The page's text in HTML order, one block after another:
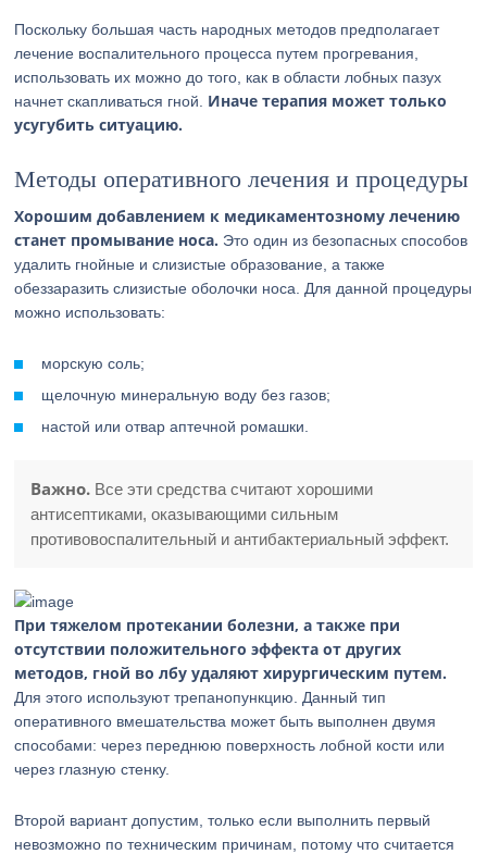
Поскольку большая часть народных методов предполагает
лечение воспалительного процесса путем прогревания,
использовать их можно до того, как в области лобных пазух
начнет скапливаться гной. Иначе терапия может только
усугубить ситуацию.
Методы оперативного лечения и процедуры
Хорошим добавлением к медикаментозному лечению
станет промывание носа. Это один из безопасных способов
удалить гнойные и слизистые образование, а также
обеззаразить слизистые оболочки носа. Для данной процедуры
можно использовать:
морскую соль;
щелочную минеральную воду без газов;
настой или отвар аптечной ромашки.
Важно. Все эти средства считают хорошими
антисептиками, оказывающими сильным
противовоспалительный и антибактериальный эффект.
При тяжелом протекании болезни, а также при
отсутствии положительного эффекта от других
методов, гной во лбу удаляют хирургическим путем.
Для этого используют трепанопункцию. Данный тип
оперативного вмешательства может быть выполнен двумя
способами: через переднюю поверхность лобной кости или
через глазную стенку.
Второй вариант допустим, только если выполнить первый
невозможно по техническим причинам, потому что считается